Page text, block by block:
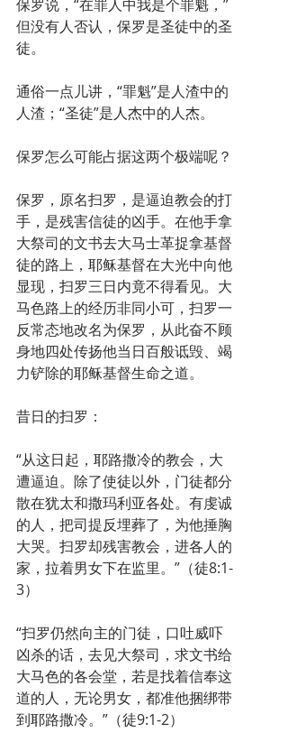
保罗说，“在罪人中我是个罪魁，”
但没有人否认，保罗是圣徒中的圣
徒。
通俗一点儿讲，“罪魁”是人渣中的
人渣；“圣徒”是人杰中的人杰。
保罗怎么可能占据这两个极端呢？
保罗，原名扫罗，是逼迫教会的打
手，是残害信徒的凶手。在他手拿
大祭司的文书去大马士革捉拿基督
徒的路上，耶稣基督在大光中向他
显现，扫罗三日内竟不得看见。大
马色路上的经历非同小可，扫罗一
反常态地改名为保罗，从此奋不顾
身地四处传扬他当日百般诋毁、竭
力铲除的耶稣基督生命之道。
昔日的扫罗：
“从这日起，耶路撒冷的教会，大
遭逼迫。除了使徒以外，门徒都分
散在犹太和撒玛利亚各处。有虔诚
的人，把司提反埋葬了，为他捶胸
大哭。扫罗却残害教会，进各人的
家，拉着男女下在监里。”（徒8:1-
3）
“扫罗仍然向主的门徒，口吐威吓
凶杀的话，去见大祭司，求文书给
大马色的各会堂，若是找着信奉这
道的人，无论男女，都准他捆绑带
到耶路撒冷。”（徒9:1-2）